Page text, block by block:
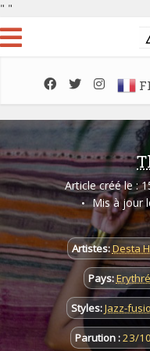
" "
Article créé le :
Mis à jour
Artistes:Desta
Pays:
Styles:Jazz-
Parution :23/